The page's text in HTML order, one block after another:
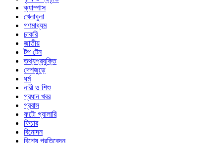
ক্যাম্পাস
খেলাধুলা
গণমাধ্যম
চাকরি
জাতীয়
টপ টেন
তথ্যপ্রযুক্তি
দেশজুড়ে
ধর্ম
নারী ও শিশু
প্রধান খবর
প্রবাস
ফটো গ্যালারি
ফিচার
বিনোদন
বিশেষ প্রতিবেদন